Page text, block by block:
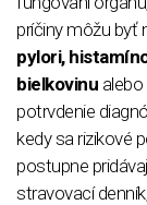
príčiny môžu byť
pylori,
bielkovinu
potrvdenie
kedy sa rizikové
postupne
stravovací